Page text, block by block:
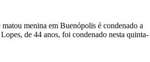
menina em Buenópolis é condenado a
de 44 anos, foi condenado nesta quinta-